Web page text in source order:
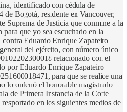
identificado con cédula de
de Bogotá, residente en Vancouver,
Suprema de Justicia que conmine a la
que yo sea escuchado en la
contra Eduardo Enrique Zapateiro
del ejército, con número único
relacionado con el
por Eduardo Enrique Zapateiro
para que se realice una
lo ordenó el honorable magistrado
de Primera Instancia de la Corte
en los siguientes medios de